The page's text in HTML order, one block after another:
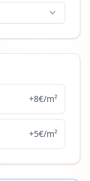
+8€/m²
+5€/m²